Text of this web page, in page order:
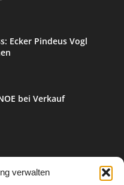
verwalten
Ecker Pindeus Vogl
bei Verkauf